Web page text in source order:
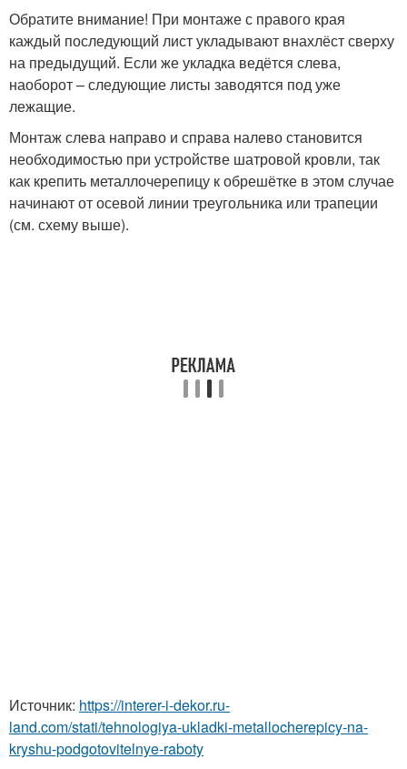
Обратите внимание! При монтаже с правого края
каждый последующий лист укладывают внахлёст сверху
на предыдущий. Если же укладка ведётся слева,
наоборот – следующие листы заводятся под уже
лежащие.
Монтаж слева направо и справа налево становится
необходимостью при устройстве шатровой кровли, так
как крепить металлочерепицу к обрешётке в этом случае
начинают от осевой линии треугольника или трапеции
(см. схему выше).
Источник: https://interer-i-dekor.ru-
land.com/stati/tehnologiya-ukladki-metallocherepicy-na-
kryshu-podgotovitelnye-raboty